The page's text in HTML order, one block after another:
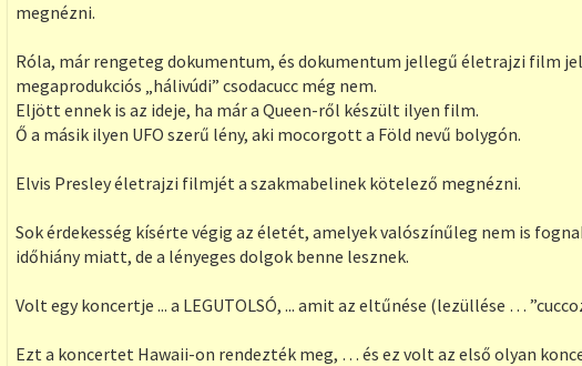
megnézni.
Róla, már rengeteg dokumentum, és dokumentum jellegű életrajzi film
megaprodukciós „hálivúdi” csodacucc még nem.
Eljött ennek is az ideje, ha már a Queen-ről készült ilyen film.
Ő a másik ilyen UFO szerű lény, aki mocorgott a Föld nevű bolygón.
Elvis Presley életrajzi filmjét a szakmabelinek kötelező megnézni.
Sok érdekesség kísérte végig az életét, amelyek valószínűleg nem is
időhiány miatt, de a lényeges dolgok benne lesznek.
Volt egy koncertje ... a LEGUTOLSÓ, ... amit az eltűnése (lezüllése …
Ezt a koncertet Hawaii-on rendezték meg, … és ez volt az első olyan